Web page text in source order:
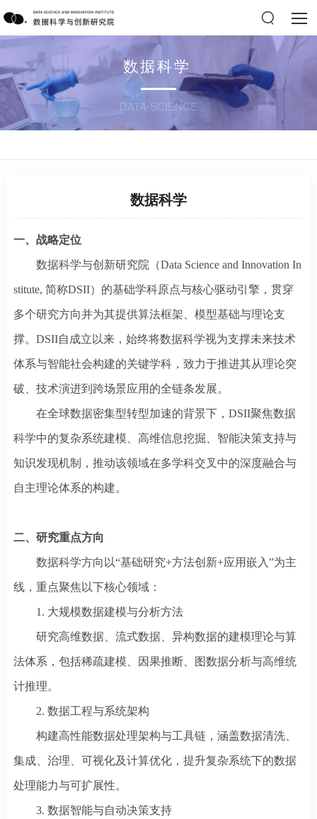
数据科学
DATA-SCIENCE
数据科学
一、战略定位
数据科学与创新研究院（Data Science and Innovation In
stitute, 简称DSII）的基础学科原点与核心驱动引擎，贯穿
多个研究方向并为其提供算法框架、模型基础与理论支
撑。DSII自成立以来，始终将数据科学视为支撑未来技术
体系与智能社会构建的关键学科，致力于推进其从理论突
破、技术演进到跨场景应用的全链条发展。
在全球数据密集型转型加速的背景下， DSII聚焦数据
科学中的复杂系统建模、高维信息挖掘、智能决策支持与
知识发现机制，推动该领域在多学科交叉中的深度融合与
自主理论体系的构建。
二、研究重点方向
数据科学方向以“基础研究+方法创新+应用嵌入”为主
线，重点聚焦以下核心领域：
1. 大规模数据建模与分析方法
研究高维数据、流式数据、异构数据的建模理论与算
法体系，包括稀疏建模、因果推断、图数据分析与高维统
计推理。
2. 数据工程与系统架构
构建高性能数据处理架构与工具链，涵盖数据清洗、
集成、治理、可视化及计算优化，提升复杂系统下的数据
处理能力与可扩展性。
3. 数据智能与自动决策支持